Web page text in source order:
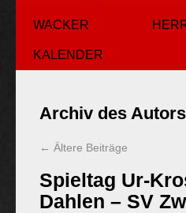
WACKER
KALENDER
Archiv des
← Ältere Beiträge
Spieltag Ur-
Dahlen – SV